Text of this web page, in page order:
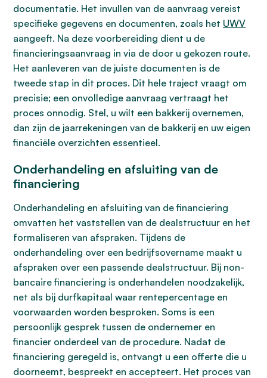
documentatie. Het invullen van de aanvraag vereist
specifieke gegevens en documenten, zoals het UWV
aangeeft. Na deze voorbereiding dient u de
financieringsaanvraag in via de door u gekozen route.
Het aanleveren van de juiste documenten is de
tweede stap in dit proces. Dit hele traject vraagt om
precisie; een onvolledige aanvraag vertraagt het
proces onnodig. Stel, u wilt een bakkerij overnemen,
dan zijn de jaarrekeningen van de bakkerij en uw eigen
financiële overzichten essentieel.
Onderhandeling en afsluiting van de
financiering
Onderhandeling en afsluiting van de financiering
omvatten het vaststellen van de dealstructuur en het
formaliseren van afspraken. Tijdens de
onderhandeling over een bedrijfsovername maakt u
afspraken over een passende dealstructuur. Bij non-
bancaire financiering is onderhandelen noodzakelijk,
net als bij durfkapitaal waar rentepercentage en
voorwaarden worden besproken. Soms is een
persoonlijk gesprek tussen de ondernemer en
financier onderdeel van de procedure. Nadat de
financiering geregeld is, ontvangt u een offerte die u
doorneemt, bespreekt en accepteert. Het proces van